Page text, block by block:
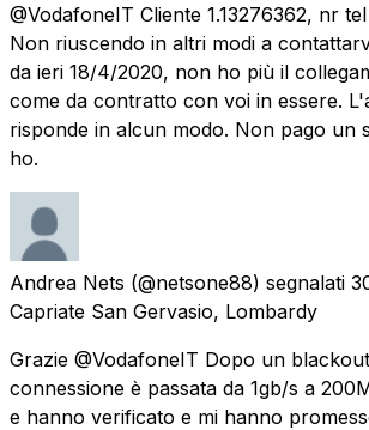
@VodafoneIT Cliente 1.13276362, nr
Non riuscendo in altri modi a
da ieri 18/4/2020, non ho più il
come da contratto con voi in essere.
risponde in alcun modo. Non pago un
ho.
Andrea Nets (@netsone88) segnalati
Capriate San Gervasio, Lombardy
Grazie @VodafoneIT Dopo un
connessione è passata da 1gb/s a
e hanno verificato e mi hanno